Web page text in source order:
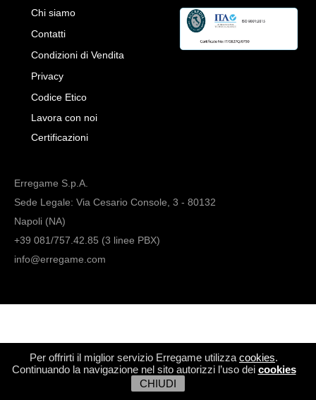
Per offrirti il miglior servizio Erregame utilizza cookies.
Continuando la navigazione nel sito autorizzi l’uso dei cookies
CHIUDI
Chi siamo
Contatti
Condizioni di Vendita
Privacy
Codice Etico
Lavora con noi
Certificazioni
Erregame S.p.A.
Sede Legale: Via Cesario Console, 3 - 80132
Napoli (NA)
+39 081/757.42.85 (3 linee PBX)
info@erregame.com